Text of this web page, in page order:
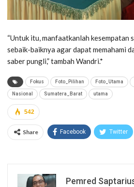
“Untuk itu, manfaatkanlah kesempatan
sebaik-baiknya agar dapat memahami
saber pungli,” tambah Wandri.*
Fokus Foto_Pilihan Foto_Utama
Nasional Sumatera_Barat utama
542
Share Facebook Twitter
Pemred